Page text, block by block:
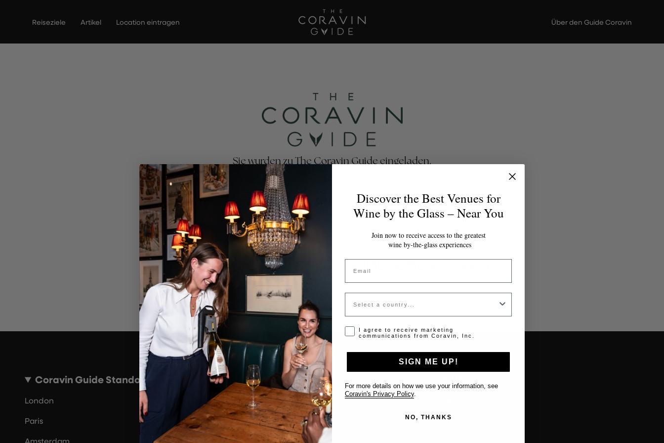
Reiseziele Artikel Location eintragen Über den Guide Coravin
Sie wurden zu The Coravin Guide eingeladen.
The Coravin Guide präsentiert Weinprogramme mit Ausschank im Glas in
Restaurants, Bars, Hotels und Privatclubs, die die Vielfalt und
Entdeckung von Wein zelebrieren – damit Weinliebhaber für jeden
Anlass das perfekte Glas finden.
~10 MINUTENIHRE EINGABEN WERDEN AUTOMATISCH GESPEICHERT.
Ungültiges oder abgelaufenes Token
Bitte kontaktieren Sie den Administrator für ein gültiges Token.
Coravin Guide Standorte
London
Paris
Amsterdam
Support
Kontakt
Location eintragen
FAQ
Über Coravin Guide
Discover the Best Venues for
Wine by the Glass – Near You
Join now to receive access to the greatest
wine by-the-glass experiences
Email
Country
Opt-in disclaimer
I agree to receive marketing
communications from Coravin, Inc.
SIGN ME UP!
For more details on how we use your information, see
Coravin's Privacy Policy
NO, THANKS